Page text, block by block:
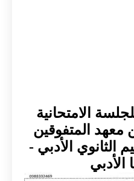
الامتحانية
معهد المتفوقين
الثانوي الأدبي -
الأدبي